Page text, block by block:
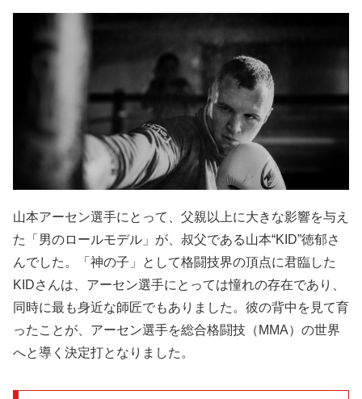
山本アーセン選手にとって、父親以上に大きな影響を与え
た「男のロールモデル」が、叔父である山本“KID”徳郁さ
んでした。「神の子」として格闘技界の頂点に君臨した
KIDさんは、アーセン選手にとっては憧れの存在であり、
同時に最も身近な師匠でもありました。彼の背中を見て育
ったことが、アーセン選手を総合格闘技（MMA）の世界
へと導く決定打となりました。